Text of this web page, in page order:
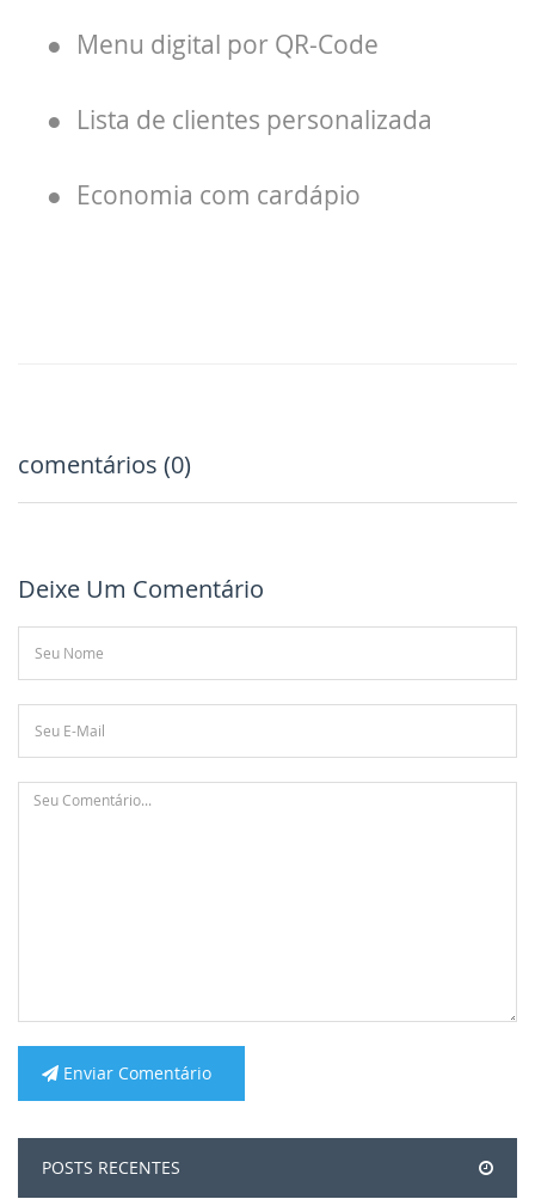
● Menu digital por QR-Code
● Lista de clientes personalizada
● Economia com cardápio
comentários (0)
Deixe Um Comentário
POSTS RECENTES